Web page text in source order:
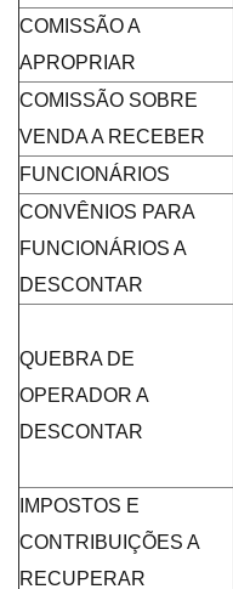
COMISSÃO A
APROPRIAR
COMISSÃO SOBRE
VENDA A RECEBER
FUNCIONÁRIOS
CONVÊNIOS PARA
FUNCIONÁRIOS A
DESCONTAR
QUEBRA DE
OPERADOR A
DESCONTAR
IMPOSTOS E
CONTRIBUIÇÕES A
RECUPERAR